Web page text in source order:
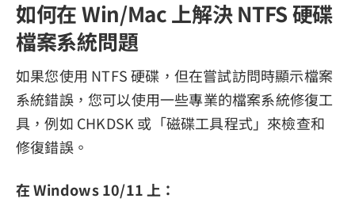
如何在 Win/Mac 上解決 NTFS 硬碟
檔案系統問題
如果您使用 NTFS 硬碟，但在嘗試訪問時顯示檔案
系統錯誤，您可以使用一些專業的檔案系統修復工
具，例如 CHKDSK 或「磁碟工具程式」來檢查和
修復錯誤。
在 Windows 10/11 上：